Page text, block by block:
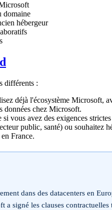
domaine
hébergeur
différents :
déjà l'écosystème Microsoft,
données chez Microsoft.
vous avez des exigences
public, santé) ou souhaitez
France.
dans des datacenters en
a signé les clauses contractuelles